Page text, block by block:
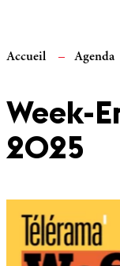
Accueil Agenda
Week-
2025